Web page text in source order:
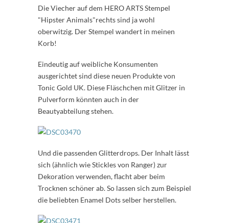
Die Viecher auf dem HERO ARTS Stempel
"Hipster Animals"rechts sind ja wohl
oberwitzig. Der Stempel wandert in meinen
Korb!
Eindeutig auf weibliche Konsumenten
ausgerichtet sind diese neuen Produkte von
Tonic Gold UK. Diese Fläschchen mit Glitzer in
Pulverform könnten auch in der
Beautyabteilung stehen.
Und die passenden Glitterdrops. Der Inhalt lässt
sich (ähnlich wie Stickles von Ranger) zur
Dekoration verwenden, flacht aber beim
Trocknen schöner ab. So lassen sich zum Beispiel
die beliebten Enamel Dots selber herstellen.